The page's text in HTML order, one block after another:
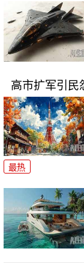
高市扩军引民
最热